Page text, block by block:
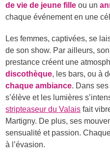
de vie de jeune fille ou un
chaque événement en une
Les femmes, captivées, se
de son show. Par ailleurs,
prestance créent une
discothèque, les bars, ou à
chaque ambiance. Dans
s’élève et les lumières
stripteaseur du Valais fait
Martigny. De plus, ses
sensualité et passion.
à l’évasion.